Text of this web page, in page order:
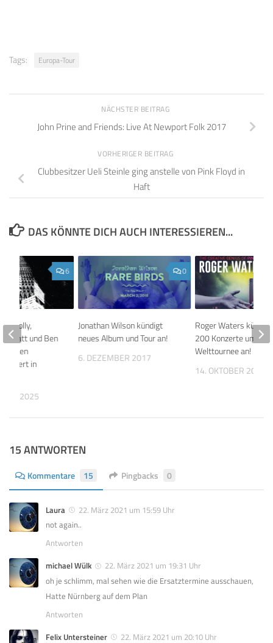
Tags: Europa-Tour
NÄCHSTER BEITRAG
John Prine and Friends: Live At Newport Folk 2017
VORHERIGER BEITRAG
Clubbesitzer Ueli Steinle ging anstelle von Pink Floyd in
Haft
DAS KÖNNTE DICH AUCH INTERESSIEREN...
0
Jonathan Wilson kündigt
neues Album und Tour an!
6. DEZEMBER 2017
Roger Waters
200 Konzerte
Welttournee an!
14. OKTOBER 2016
6
Polly,
Pratt und Ben
in
2025
15 ANTWORTEN
Kommentare 15 Pingbacks 0
Laura
22. März 2021 um 15:59 Uhr
not again..
Antworten
michael Wülk
22. März 2021 um 19:31 Uhr
oh je schlimm, mal sehen wie die Ersatztermine ausschauen,
Hatte Nürnberg auf dem Plan
Antworten
Felix Untersteiner
22. März 2021 um 20:10 Uhr